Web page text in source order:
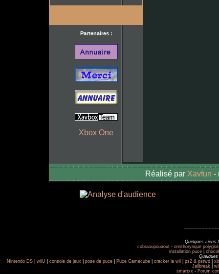
Partenaires :
Xbox One
Réalisé par Xavfun -
-------------------
Quelques Liens
cobraoupouaout - ornithorynque
installation puce
Nintendo DS
wiiU console de jeux pose de puce Puce Gamecube cracker la wii ps2 & pstwo
Jailbreak
wii
smartxx - Forum